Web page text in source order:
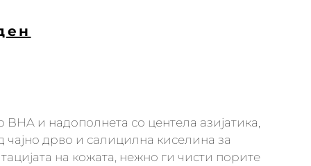
и надополнета со центела азијатика,
чајно дрво и салицилна киселина за
на кожата, нежно ги чисти порите